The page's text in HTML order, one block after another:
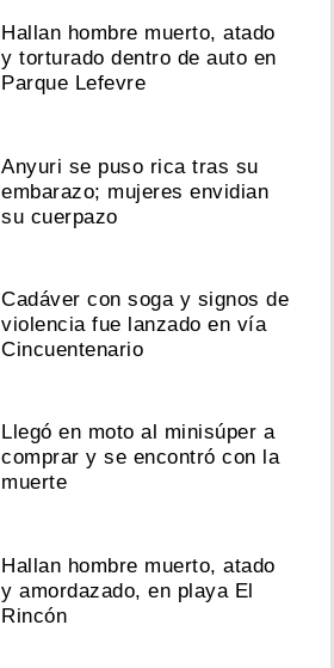
Hallan hombre muerto, atado
y torturado dentro de auto en
Parque Lefevre
Anyuri se puso rica tras su
embarazo; mujeres envidian
su cuerpazo
Cadáver con soga y signos de
violencia fue lanzado en vía
Cincuentenario
Llegó en moto al minisúper a
comprar y se encontró con la
muerte
Hallan hombre muerto, atado
y amordazado, en playa El
Rincón